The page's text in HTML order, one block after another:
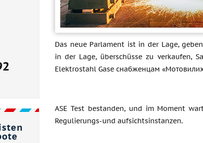
Das neue Parlament ist in der Lage,
in der Lage, überschüsse zu verkaufen,
Elektrostahl Gase снабженцам
ASE Test bestanden, und im Moment
Regulierungs-und aufsichtsinstanzen.